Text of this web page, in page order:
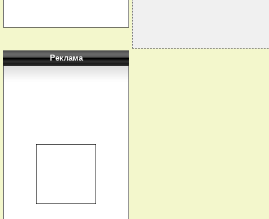
Реклама